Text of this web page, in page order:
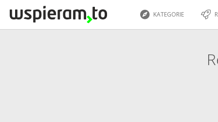
KATEGORIE